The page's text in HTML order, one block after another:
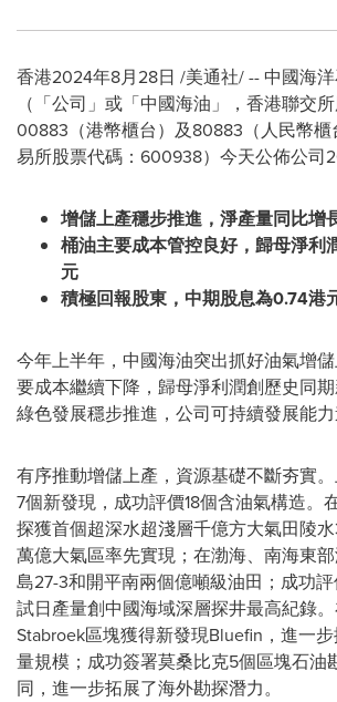
香港2024年8月28日 /美通社/ -- 中國海
（「公司」或「中國海油」，香港聯交
00883（港幣櫃台）及80883（人民幣櫃
易所股票代碼：600938）今天公佈公司
增儲上產穩步推進，淨產量同比增
桶油主要成本管控良好，歸母淨利
元
積極回報股東，中期股息為0.74港
今年上半年，中國海油突出抓好油氣增
要成本繼續下降，歸母淨利潤創歷史同期
綠色發展穩步推進，公司可持續發展能力
有序推動增儲上產，資源基礎不斷夯實
7個新發現，成功評價18個含油氣構造。
探獲首個超深水超淺層千億方大氣田陵
萬億大氣區率先實現；在渤海、南海東
島27-3和開平南兩個億噸級油田；成功
試日產量創中國海域深層探井最高紀錄
Stabroek區塊獲得新發現Bluefin，進一
量規模；成功簽署莫桑比克5個區塊石油
同，進一步拓展了海外勘探潛力。